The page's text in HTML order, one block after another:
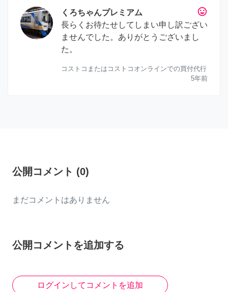
tag_faces
くろちゃんプレミアム
長らくお待たせしてしまい申し訳ござい
ませんでした。ありがとうございまし
た。
コストコまたはコストコオンラインでの買付代行
5年前
公開コメント (0)
まだコメントはありません
公開コメントを追加する
ログインしてコメントを追加